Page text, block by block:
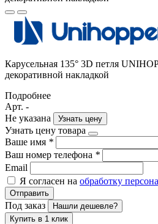
Карусельная 135° 3D петля
декоративной накладкой
Подробнее
Арт. -
Не указана
Узнать цену
Узнать цену товара
Ваше имя *
Ваш номер телефона *
Email
Я согласен на обработку
Отправить
Под заказ
Нашли дешевле?
Купить в 1 клик